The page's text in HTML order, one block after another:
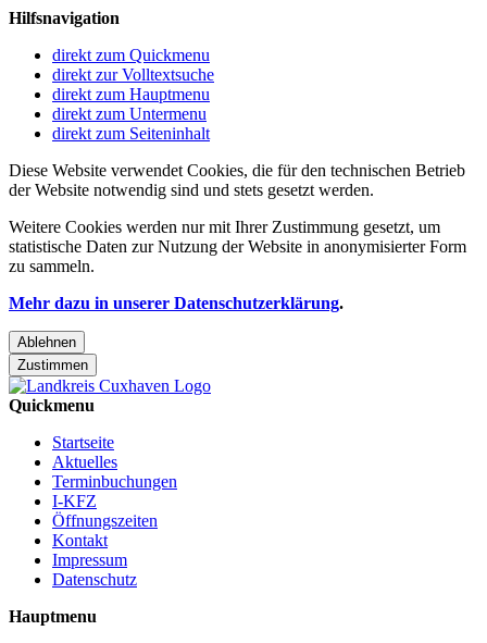
Hilfsnavigation
direkt zum Quickmenu
direkt zur Volltextsuche
direkt zum Hauptmenu
direkt zum Untermenu
direkt zum Seiteninhalt
Diese Website verwendet Cookies, die für den technischen Betrieb
der Website notwendig sind und stets gesetzt werden.
Weitere Cookies werden nur mit Ihrer Zustimmung gesetzt, um
statistische Daten zur Nutzung der Website in anonymisierter Form
zu sammeln.
Mehr dazu in unserer Datenschutzerklärung.
Ablehnen
Zustimmen
Quickmenu
Startseite
Aktuelles
Terminbuchungen
I-KFZ
Öffnungszeiten
Kontakt
Impressum
Datenschutz
Hauptmenu